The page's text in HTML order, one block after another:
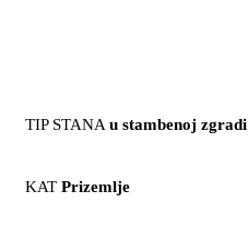
TIP STANA u stambenoj zgradi
KAT Prizemlje